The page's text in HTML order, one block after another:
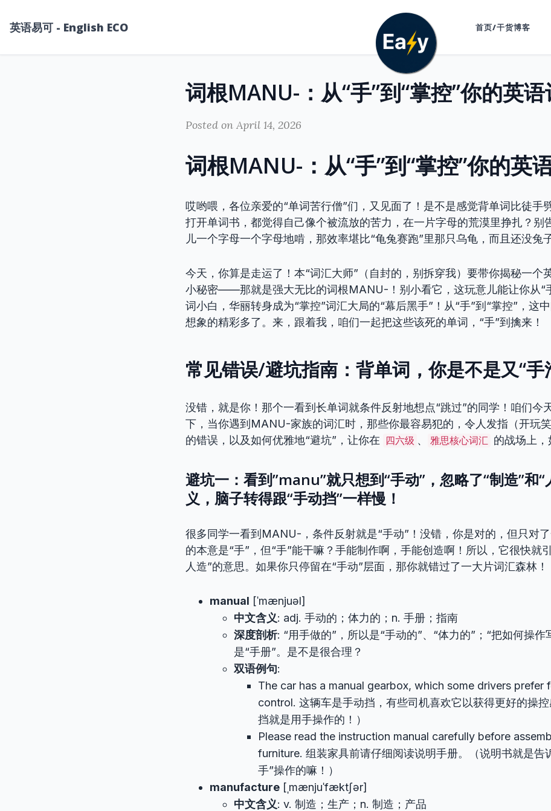
英语易可 - English ECO 首页/干货博客
词根MANU-：从“手”到“掌控”你的英语
Posted on April 14, 2026
词根MANU-：从“手”到“掌控”你的英
哎哟喂，各位亲爱的“单词苦行僧”们，又见面了！是不是感觉背单词比徒手
打开单词书，都觉得自己像个被流放的苦力，在一片字母的荒漠里挣扎？别
儿一个字母一个字母地啃，那效率堪比“龟兔赛跑”里那只乌龟，而且还没兔
今天，你算是走运了！本“词汇大师”（自封的，别拆穿我）要带你揭秘一个
小秘密——那就是强大无比的词根MANU-！别小看它，这玩意儿能让你从“
词小白，华丽转身成为“掌控”词汇大局的“幕后黑手”！从“手”到“掌控”，这
想象的精彩多了。来，跟着我，咱们一起把这些该死的单词，“手”到擒来！
常见错误/避坑指南：背单词，你是不是又“手
没错，就是你！那个一看到长单词就条件反射地想点“跳过”的同学！咱们今
下，当你遇到MANU-家族的词汇时，那些你最容易犯的，令人发指（开玩笑
的错误，以及如何优雅地“避坑”，让你在
四六级 、 雅思核心词汇 的战场上，
避坑一：看到”manu”就只想到“手动”，忽略了“制造”和“
义，脑子转得跟“手动挡”一样慢！
很多同学一看到MANU-，条件反射就是“手动”！没错，你是对的，但只对
的本意是“手”，但“手”能干嘛？手能制作啊，手能创造啊！所以，它很快就
人造”的意思。如果你只停留在“手动”层面，那你就错过了一大片词汇森林！
manual [ˈmænjuəl]
中文含义: adj. 手动的；体力的；n. 手册；指南
深度剖析: “用手做的”，所以是“手动的”、“体力的”；“把如何操作
是“手册”。是不是很合理？
双语例句:
The car has a manual gearbox, which some drivers prefer
control. 这辆车是手动挡，有些司机喜欢它以获得更好的操
挡就是用手操作的！）
Please read the instruction manual carefully before
furniture. 组装家具前请仔细阅读说明手册。（说明书就是告
手”操作的嘛！）
manufacture [ˌmænjuˈfæktʃər]
中文含义: v. 制造；生产；n. 制造；产品